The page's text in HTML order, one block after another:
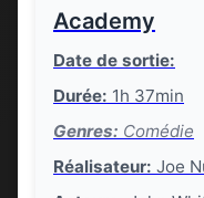
Academy
Date de sortie:
Durée: 1h 37min
Genres: Comédie
Réalisateur: Joe